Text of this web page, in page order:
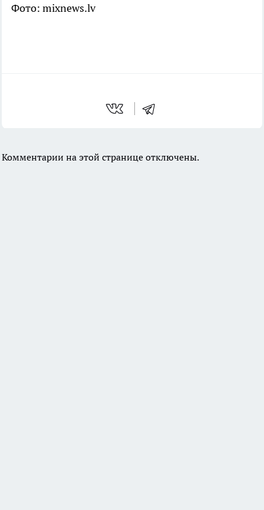
Фото: mixnews.lv
Комментарии на этой странице отключены.